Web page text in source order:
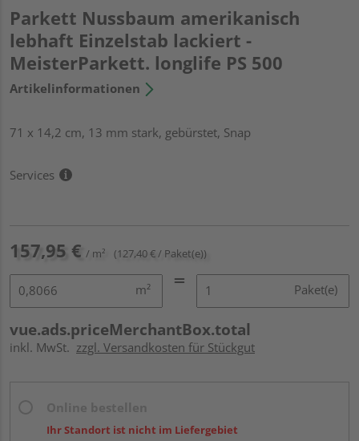
Parkett Nussbaum amerikanisch
lebhaft Einzelstab lackiert -
MeisterParkett. longlife PS 500
Artikelinformationen
71 x 14,2 cm, 13 mm stark, gebürstet, Snap
Services
157,95 € / m² (127,40 € / Paket(e))
m² Paket(e)
vue.ads.priceMerchantBox.total
inkl. MwSt. zzgl. Versandkosten für Stückgut
Ihr Standort ist nicht im Liefergebiet